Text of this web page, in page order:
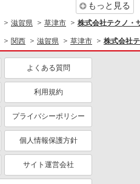
もっと見る
滋賀県 草津市 株式会社テクノ・
関西 滋賀県 草津市 株式会社
よくある質問
利用規約
プライバシーポリシー
個人情報保護方針
サイト運営会社